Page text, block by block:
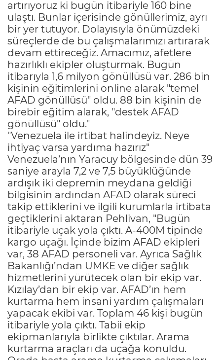
artırıyoruz ki bugün itibariyle 160 bine
ulaştı. Bunlar içerisinde gönüllerimiz, ayrı
bir yer tutuyor. Dolayısıyla önümüzdeki
süreçlerde de bu çalışmalarımızı artırarak
devam ettireceğiz. Amacımız, afetlere
hazırlıklı ekipler oluşturmak. Bugün
itibarıyla 1,6 milyon gönüllüsü var. 286 bin
kişinin eğitimlerini online alarak "temel
AFAD gönüllüsü" oldu. 88 bin kişinin de
birebir eğitim alarak, "destek AFAD
gönüllüsü" oldu."
"Venezuela ile irtibat halindeyiz. Neye
ihtiyaç varsa yardıma hazırız"
Venezuela’nın Yaracuy bölgesinde dün 39
saniye arayla 7,2 ve 7,5 büyüklüğünde
ardışık iki depremin meydana geldiği
bilgisinin ardından AFAD olarak süreci
takip ettiklerini ve ilgili kurumlarla irtibata
geçtiklerini aktaran Pehlivan, "Bugün
itibariyle uçak yola çıktı. A-400M tipinde
kargo uçağı. İçinde bizim AFAD ekipleri
var, 38 AFAD personeli var. Ayrıca Sağlık
Bakanlığı’ndan UMKE ve diğer sağlık
hizmetlerini yürütecek olan bir ekip var.
Kızılay’dan bir ekip var. AFAD’ın hem
kurtarma hem insani yardım çalışmaları
yapacak ekibi var. Toplam 46 kişi bugün
itibariyle yola çıktı. Tabii ekip
ekipmanlarıyla birlikte çıktılar. Arama
kurtarma araçları da uçağa konuldu.